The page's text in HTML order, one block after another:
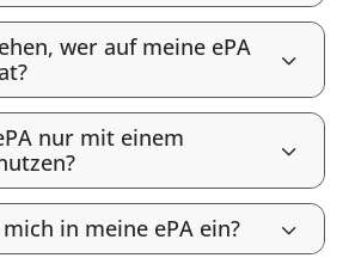
wer auf meine ePA
nur mit einem
in meine ePA ein?